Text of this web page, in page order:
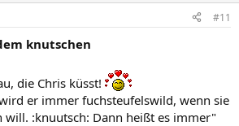
#11
knutschen
die Chris küsst!
er immer fuchsteufelswild, wenn sie
will. :knuutsch: Dann heißt es immer"